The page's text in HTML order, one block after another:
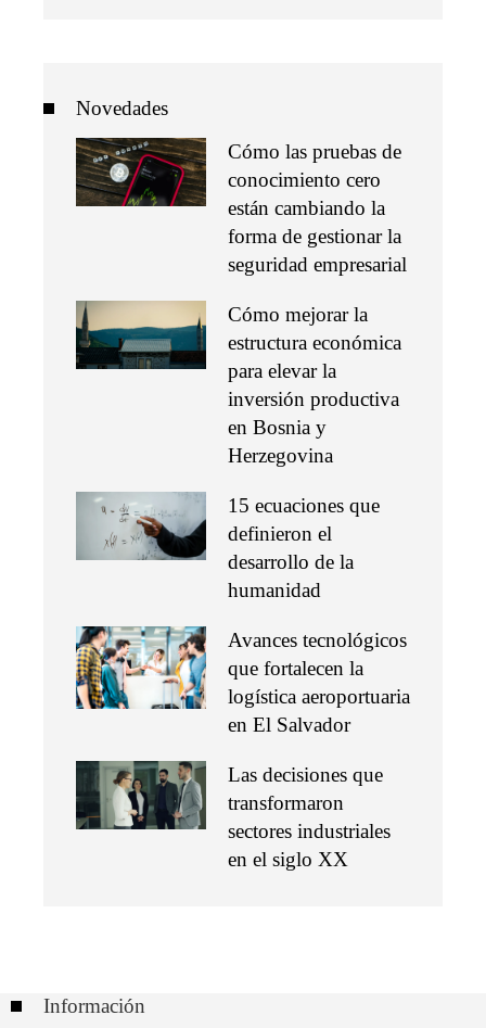
Novedades
Cómo las pruebas de
conocimiento cero
están cambiando la
forma de gestionar la
seguridad empresarial
Cómo mejorar la
estructura económica
para elevar la
inversión productiva
en Bosnia y
Herzegovina
15 ecuaciones que
definieron el
desarrollo de la
humanidad
Avances tecnológicos
que fortalecen la
logística aeroportuaria
en El Salvador
Las decisiones que
transformaron
sectores industriales
en el siglo XX
Información